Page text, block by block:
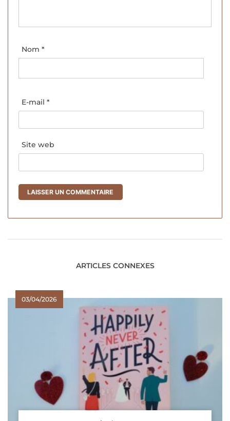
Nom *
E-mail *
Site web
ARTICLES CONNEXES
03/04/2026